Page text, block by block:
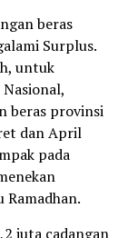
beras
Surplus.
untuk
beras provinsi
dan April
pada
Ramadhan.
juta cadangan